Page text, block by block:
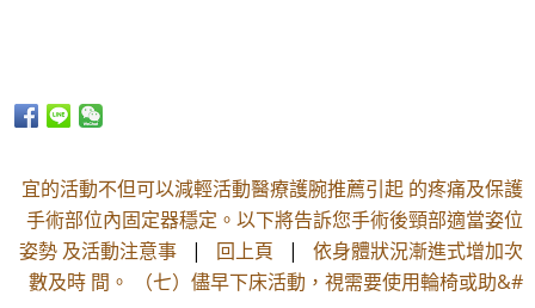
宜的活動不但可以減輕活動醫療護腕推薦引起 的疼痛及保護
手術部位內固定器穩定。以下將告訴您手術後頸部適當姿位
姿勢 及活動注意事 | 回上頁 | 依身體狀況漸進式增加次
數及時 間。 （七）儘早下床活動，視需要使用輪椅或助&#